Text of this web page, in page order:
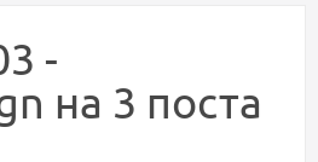
-
на 3 поста